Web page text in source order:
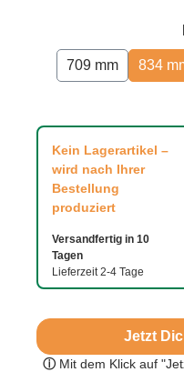
Jetzt
ⓘ Mit dem Klick auf
Kein Lagerartikel –
wird nach Ihrer
Bestellung
produziert
Versandfertig in 10
Tagen
Lieferzeit 2-4 Tage
709 mm 834